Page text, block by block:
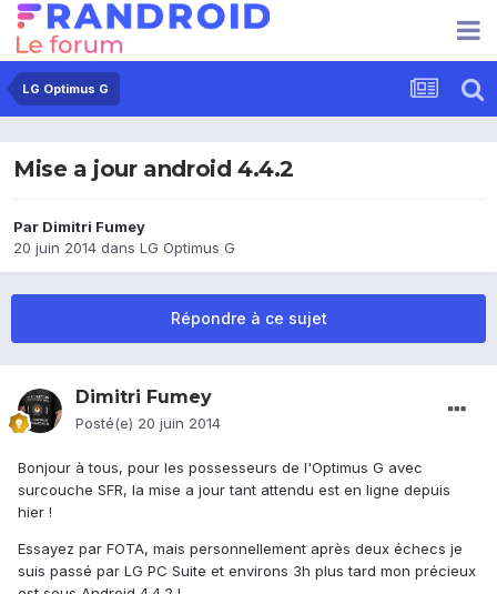
LG Optimus G
Mise a jour android 4.4.2
Par Dimitri Fumey
20 juin 2014 dans LG Optimus G
Répondre à ce sujet
Dimitri Fumey
Posté(e) 20 juin 2014
Bonjour à tous, pour les possesseurs de l'Optimus G avec
surcouche SFR, la mise a jour tant attendu est en ligne depuis
hier !
Essayez par FOTA, mais personnellement après deux échecs je
suis passé par LG PC Suite et environs 3h plus tard mon précieux